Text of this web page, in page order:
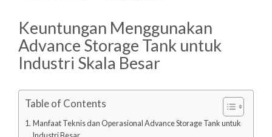
Keuntungan Menggunakan
Advance Storage Tank untuk
Industri Skala Besar
Table of Contents
Manfaat Teknis dan Operasional Advance Storage Tank untuk